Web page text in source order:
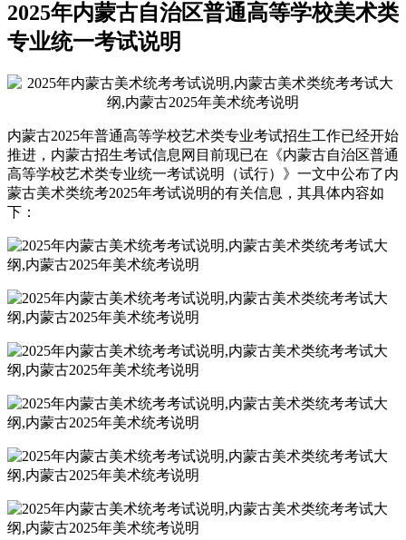
2025年内蒙古自治区普通高等学校美术类
专业统一考试说明
内蒙古2025年普通高等学校艺术类专业考试招生工作已经开始
推进，内蒙古招生考试信息网目前现已在《内蒙古自治区普通
高等学校艺术类专业统一考试说明（试行）》一文中公布了内
蒙古美术类统考2025年考试说明的有关信息，其具体内容如
下：